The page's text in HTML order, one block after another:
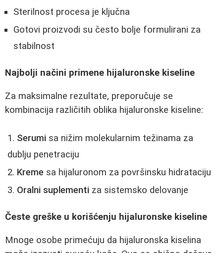
Sterilnost procesa je ključna
Gotovi proizvodi su često bolje formulirani za
stabilnost
Najbolji načini primene hijaluronske kiseline
Za maksimalne rezultate, preporučuje se
kombinacija različitih oblika hijaluronske kiseline:
Serumi sa nižim molekularnim težinama za
dublju penetraciju
Kreme sa hijaluronom za površinsku hidrataciju
Oralni suplementi za sistemsko delovanje
Česte greške u korišćenju hijaluronske kiseline
Mnoge osobe primećuju da hijaluronska kiselina